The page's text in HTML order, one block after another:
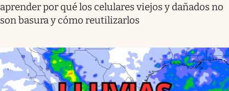
aprender por qué los celulares viejos y dañados no
son basura y cómo reutilizarlos